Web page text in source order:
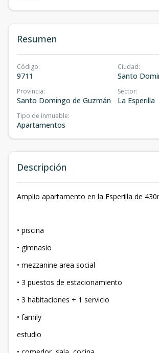
Resumen
Código:
9711
Ciudad:
Santo
Provincia:
Santo Domingo de Guzmán
Sector:
La Esperilla
Tipo de inmueble:
Apartamentos
Descripción
Amplio apartamento en la Esperilla de
• piscina
• gimnasio
• mezzanine area social
• 3 puestos de estacionamiento
• 3 habitaciones + 1 servicio
• family
estudio